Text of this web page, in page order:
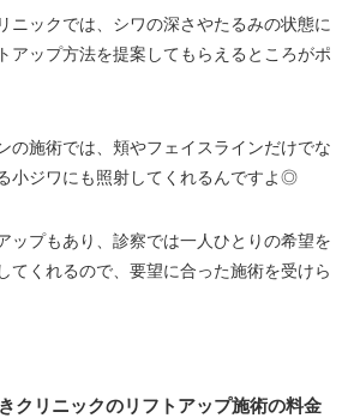
ニックでは、シワの深さやたるみの状態に
アップ方法を提案してもらえるところがポ
の施術では、頬やフェイスラインだけでな
小ジワにも照射してくれるんですよ◎
ップもあり、診察では一人ひとりの希望を
てくれるので、要望に合った施術を受けら
クリニックのリフトアップ施術の料金